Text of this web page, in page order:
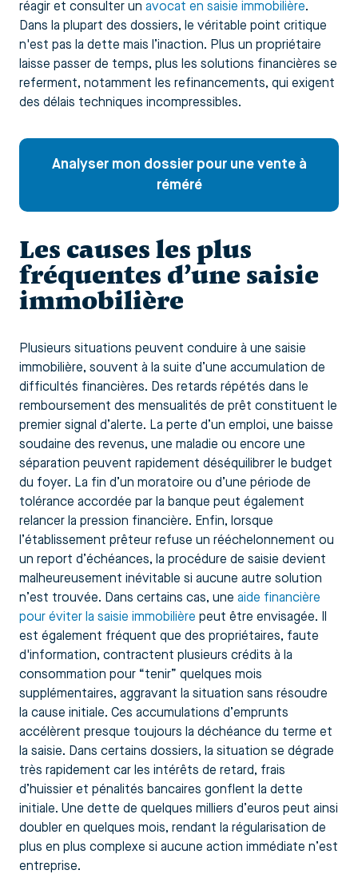
réagir et consulter un avocat en saisie immobilière.
Dans la plupart des dossiers, le véritable point critique
n'est pas la dette mais l’inaction. Plus un propriétaire
laisse passer de temps, plus les solutions financières se
referment, notamment les refinancements, qui exigent
des délais techniques incompressibles.
Analyser mon dossier pour une vente à
réméré
Les causes les plus
fréquentes d’une saisie
immobilière
Plusieurs situations peuvent conduire à une saisie
immobilière, souvent à la suite d’une accumulation de
difficultés financières. Des retards répétés dans le
remboursement des mensualités de prêt constituent le
premier signal d’alerte. La perte d’un emploi, une baisse
soudaine des revenus, une maladie ou encore une
séparation peuvent rapidement déséquilibrer le budget
du foyer. La fin d’un moratoire ou d’une période de
tolérance accordée par la banque peut également
relancer la pression financière. Enfin, lorsque
l’établissement prêteur refuse un rééchelonnement ou
un report d’échéances, la procédure de saisie devient
malheureusement inévitable si aucune autre solution
n’est trouvée. Dans certains cas, une aide financière
pour éviter la saisie immobilière peut être envisagée. Il
est également fréquent que des propriétaires, faute
d'information, contractent plusieurs crédits à la
consommation pour “tenir” quelques mois
supplémentaires, aggravant la situation sans résoudre
la cause initiale. Ces accumulations d’emprunts
accélèrent presque toujours la déchéance du terme et
la saisie. Dans certains dossiers, la situation se dégrade
très rapidement car les intérêts de retard, frais
d’huissier et pénalités bancaires gonflent la dette
initiale. Une dette de quelques milliers d’euros peut ainsi
doubler en quelques mois, rendant la régularisation de
plus en plus complexe si aucune action immédiate n’est
entreprise.